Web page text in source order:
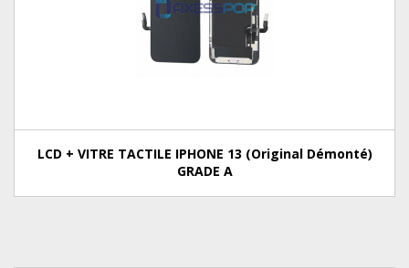
LCD + VITRE TACTILE IPHONE 13 (Original Démonté)
GRADE A